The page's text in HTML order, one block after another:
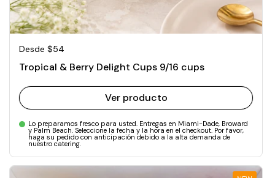
Precio normal
Desde $54
Tropical & Berry Delight Cups 9/16 cups
Ver producto
Lo preparamos fresco para usted. Entregas en Miami-Dade, Broward
y Palm Beach. Seleccione la fecha y la hora en el checkout. Por favor,
haga su pedido con anticipación debido a la alta demanda de
nuestro catering.